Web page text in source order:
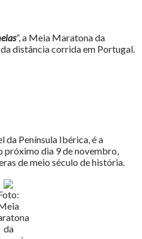
”, a Meia Maratona da
distância corrida em Portugal.
da Península Ibérica, é a
próximo dia 9 de novembro,
de meio século de história.
da